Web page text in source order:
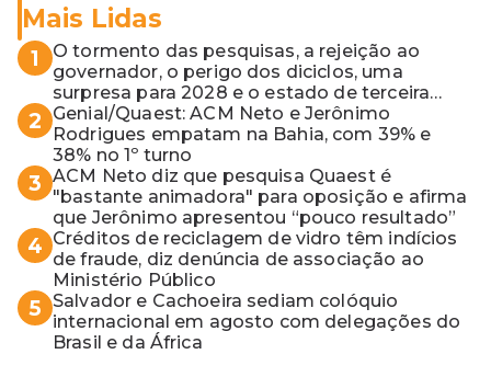
Mais Lidas
1
O tormento das pesquisas, a rejeição ao
governador, o perigo dos diciclos, uma
surpresa para 2028 e o estado de terceira
guerra mundial
2
Genial/Quaest: ACM Neto e Jerônimo
Rodrigues empatam na Bahia, com 39% e
38% no 1º turno
3 ACM Neto diz que pesquisa Quaest é
"bastante animadora" para oposição e afirma
que Jerônimo apresentou “pouco resultado”
4 Créditos de reciclagem de vidro têm indícios
de fraude, diz denúncia de associação ao
Ministério Público
5
Salvador e Cachoeira sediam colóquio
internacional em agosto com delegações do
Brasil e da África